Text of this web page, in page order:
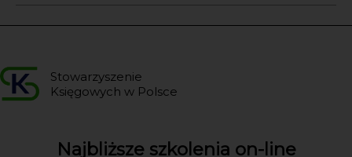
Stowarzyszenie
Księgowych w Polsce
Najbliższe szkolenia on-line